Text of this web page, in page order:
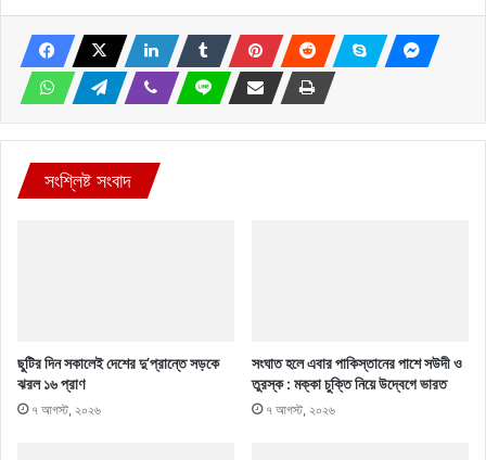
সংশ্লিষ্ট সংবাদ
ছুটির দিন সকালেই দেশের দু’প্রান্তে সড়কে
ঝরল ১৬ প্রাণ
৭ আগস্ট, ২০২৬
সংঘাত হলে এবার পাকিস্তানের পাশে সউদী ও
তুরস্ক : মক্কা চুক্তি নিয়ে উদ্বেগে ভারত
৭ আগস্ট, ২০২৬